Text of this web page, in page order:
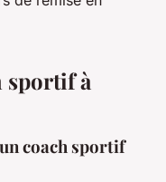
sportif à
coach sportif